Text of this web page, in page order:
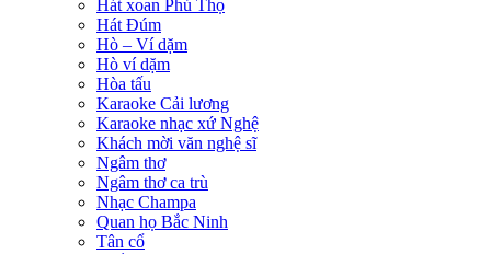
Hát xoan Phú Thọ
Hát Đúm
Hò – Ví dặm
Hò ví dặm
Hòa tấu
Karaoke Cải lương
Karaoke nhạc xứ Nghệ
Khách mời văn nghệ sĩ
Ngâm thơ
Ngâm thơ ca trù
Nhạc Champa
Quan họ Bắc Ninh
Tân cổ